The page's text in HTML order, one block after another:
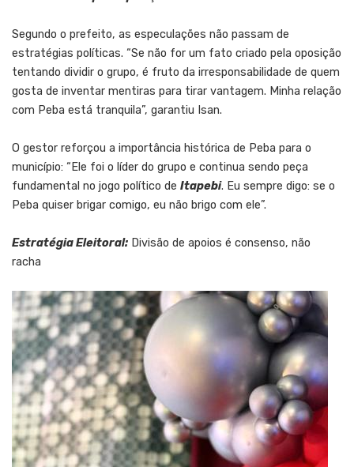
Segundo o prefeito, as especulações não passam de
estratégias políticas. “Se não for um fato criado pela oposição
tentando dividir o grupo, é fruto da irresponsabilidade de quem
gosta de inventar mentiras para tirar vantagem. Minha relação
com Peba está tranquila”, garantiu Isan.
O gestor reforçou a importância histórica de Peba para o
município: “Ele foi o líder do grupo e continua sendo peça
fundamental no jogo político de Itapebi. Eu sempre digo: se o
Peba quiser brigar comigo, eu não brigo com ele”.
Estratégia Eleitoral: Divisão de apoios é consenso, não
racha